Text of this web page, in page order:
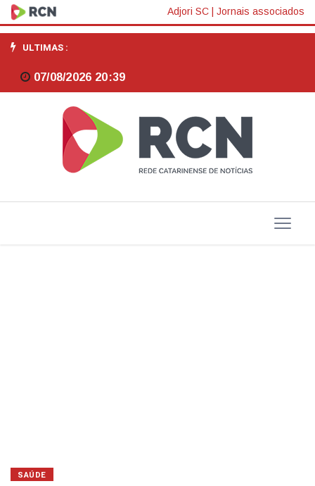
Rússia
anuncia
vacina
contra
câncer
"pronta
para
Adjori SC Jornais associados
ULTIMAS :
07/08/2026 20:39
SAÚDE